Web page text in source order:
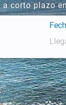
corto plazo